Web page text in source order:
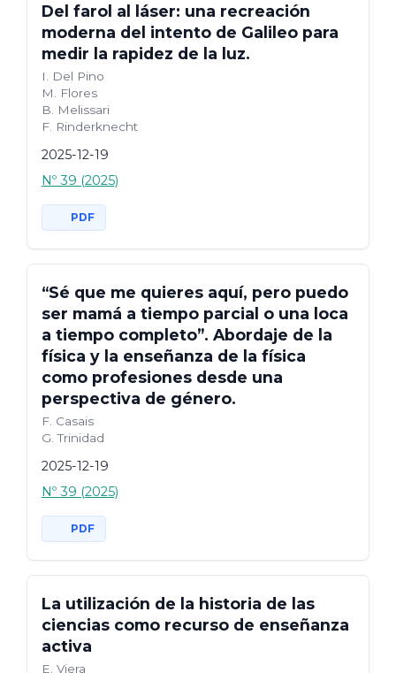
PDF
2025-12-19
Del farol al láser: una recreación
moderna del intento de Galileo para
medir la rapidez de la luz.
I. Del Pino
M. Flores
B. Melissari
F. Rinderknecht
Nº 39 (2025)
PDF
2025-12-19
“Sé que me quieres aquí, pero puedo
ser mamá a tiempo parcial o una loca
a tiempo completo”. Abordaje de la
física y la enseñanza de la física
como profesiones desde una
perspectiva de género.
F. Casais
G. Trinidad
Nº 39 (2025)
La utilización de la historia de las
ciencias como recurso de enseñanza
activa
E. Viera